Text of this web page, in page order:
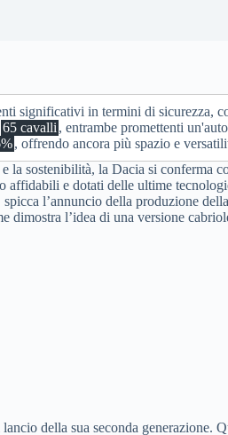
significativi in termini di sicurezza,
65 cavalli , entrambe promettenti
, offrendo ancora più spazio e
sostenibilità, la Dacia si conferma
e dotati delle ultime
l’annuncio della produzione
dimostra l’idea di una versione
della sua seconda generazione.